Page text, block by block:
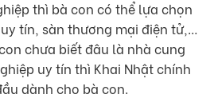
thì bà con có thể lựa chọn
tín, sàn thương mại điện tử,…
chưa biết đâu là nhà cung
uy tín thì Khai Nhật chính
dành cho bà con.